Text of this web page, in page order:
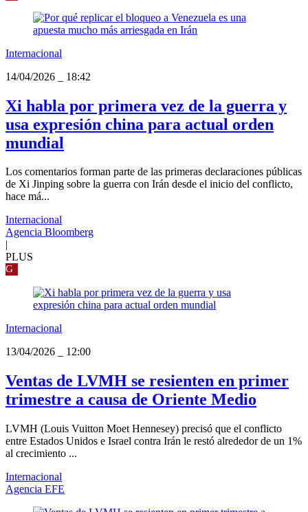
Internacional
14/04/2026
18:42
Xi habla por primera vez de la guerra y
usa expresión china para actual orden
mundial
Los comentarios forman parte de las primeras declaraciones públicas
de Xi Jinping sobre la guerra con Irán desde el inicio del conflicto,
hace má...
Internacional
Agencia Bloomberg
PLUS
G
Internacional
13/04/2026
12:00
Ventas de LVMH se resienten en primer
trimestre a causa de Oriente Medio
LVMH (Louis Vuitton Moet Hennesey) precisó que el conflicto
entre Estados Unidos e Israel contra Irán le restó alrededor de un 1%
al crecimiento ...
Internacional
Agencia EFE